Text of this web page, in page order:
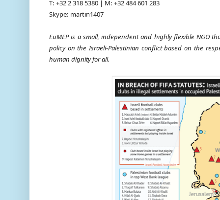
T: +32 2 318 5380 | M: +32 484 601 283
Skype: martin1407
EuMEP is a small, independent and highly flexible NGO
policy on the Israeli-Palestinian conflict based on the
human dignity for all.